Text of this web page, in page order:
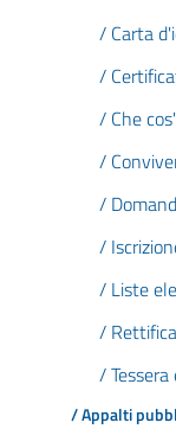
/ Carta
/
/ Che
/
/
/
/ Liste
/
/
/ Appalti